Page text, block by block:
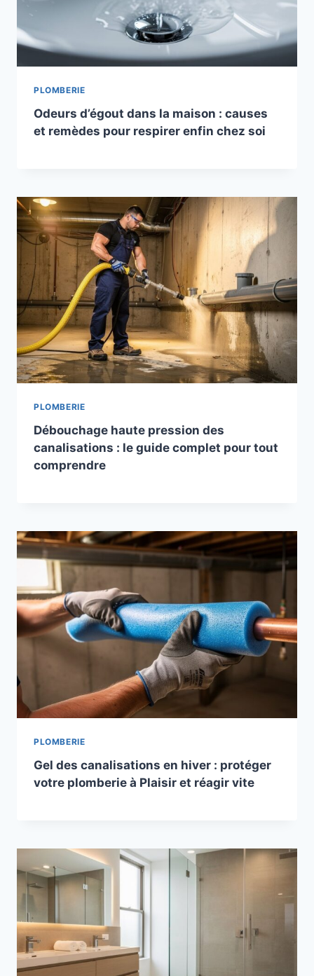
PLOMBERIE
Odeurs d’égout dans la maison : causes
et remèdes pour respirer enfin chez soi
PLOMBERIE
Débouchage haute pression des
canalisations : le guide complet pour tout
comprendre
PLOMBERIE
Gel des canalisations en hiver : protéger
votre plomberie à Plaisir et réagir vite